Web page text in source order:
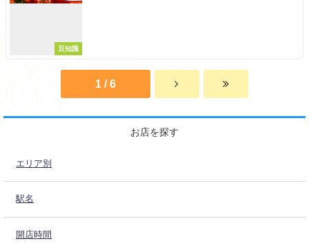
豆知識
1 / 6
お店を探す
エリア別
駅名
開店時間